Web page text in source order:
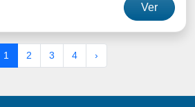
Ver
1 2 3 4 ›